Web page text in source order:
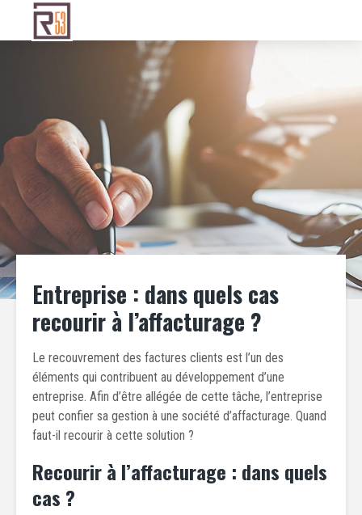
Entreprise : dans quels cas
recourir à l’affacturage ?
Le recouvrement des factures clients est l’un des
éléments qui contribuent au développement d’une
entreprise. Afin d’être allégée de cette tâche, l’entreprise
peut confier sa gestion à une société d’affacturage. Quand
faut-il recourir à cette solution ?
Recourir à l’affacturage : dans quels
cas ?